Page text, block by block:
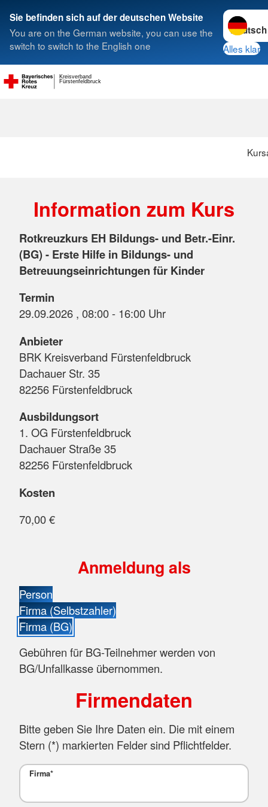
Sie befinden sich auf der deutschen Website
You are on the German website, you can use the
switch to switch to the English one
Sprache
Alles klar
Fürstenfeldbruck
Kreisverband
Suche
Information zum Kurs
Rotkreuzkurs EH Bildungs- und Betr.-Einr.
(BG) - Erste Hilfe in Bildungs- und
Betreuungseinrichtungen für Kinder
Termin
29.09.2026 , 08:00 - 16:00 Uhr
Anbieter
BRK Kreisverband Fürstenfeldbruck
Dachauer Str. 35
82256 Fürstenfeldbruck
Ausbildungsort
1. OG Fürstenfeldbruck
Dachauer Straße 35
82256 Fürstenfeldbruck
Kosten
70,00 €
Anmeldung als
Person
Firma (Selbstzahler)
Firma (BG)
Gebühren für BG-Teilnehmer werden von
BG/Unfallkasse übernommen.
Firmendaten
Bitte geben Sie Ihre Daten ein. Die mit einem
Stern (*) markierten Felder sind Pflichtfelder.
Firma*